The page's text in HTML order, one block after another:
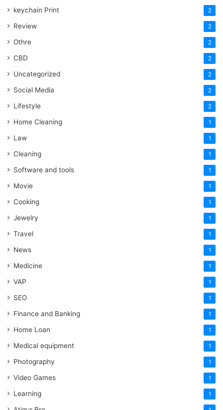
keychain Print 2
Review 2
Othre 2
CBD 2
Uncategorized 2
Social Media 2
Lifestyle 2
Home Cleaning 1
Law 1
Cleaning 1
Software and tools 1
Movie 1
Cooking 1
Jewelry 1
Travel 1
News 1
Medicine 1
VAP 1
SEO 1
Finance and Banking 1
Home Loan 1
Medical equipment 1
Photography 1
Video Games 1
Learning 1